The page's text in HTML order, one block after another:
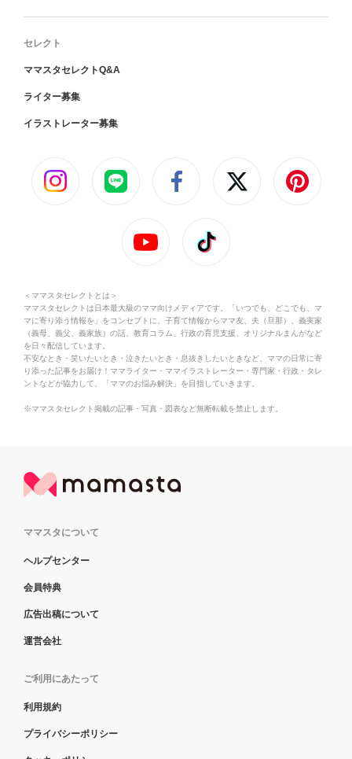
セレクト
ママスタセレクトQ&A
ライター募集
イラストレーター募集
＜ママスタセレクトとは＞
ママスタセレクトは日本最大級のママ向けメディアです。「いつでも、どこでも、マ
マに寄り添う情報を」をコンセプトに、子育て情報からママ友、夫（旦那）、義実家
（義母、義父、義家族）の話、教育コラム、行政の育児支援、オリジナルまんがなど
を日々配信しています。
不安なとき・笑いたいとき・泣きたいとき・息抜きしたいときなど、ママの日常に寄
り添った記事をお届け！ママライター・ママイラストレーター・専門家・行政・タレ
ントなどが協力して、「ママのお悩み解決」を目指していきます。
※ママスタセレクト掲載の記事・写真・図表など無断転載を禁止します。
ママスタについて
ヘルプセンター
会員特典
広告出稿について
運営会社
ご利用にあたって
利用規約
プライバシーポリシー